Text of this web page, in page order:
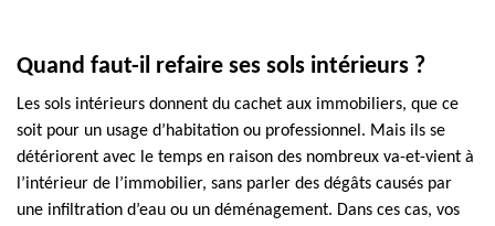
Quand faut-il refaire ses sols intérieurs ?
Les sols intérieurs donnent du cachet aux immobiliers, que ce
soit pour un usage d’habitation ou professionnel. Mais ils se
détériorent avec le temps en raison des nombreux va-et-vient à
l’intérieur de l’immobilier, sans parler des dégâts causés par
une infiltration d’eau ou un déménagement. Dans ces cas, vos